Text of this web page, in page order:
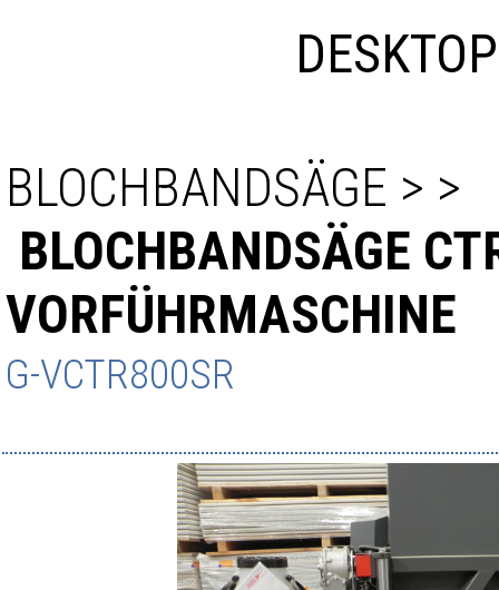
BLOCHBANDSÄGE > >
BLOCHBANDSÄGE
VORFÜHRMASCHINE
G-VCTR800SR